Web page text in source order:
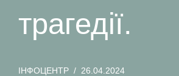
трагедії.
ІНФОЦЕНТР 26.04.2024